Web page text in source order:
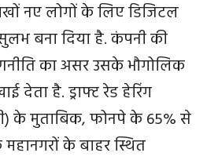
नए लोगों के लिए डिजिटल
बना दिया है. कंपनी की
का असर उसके भौगोलिक
देता है. ड्राफ्ट रेड हेरिंग
के मुताबिक, फोनपे के 65% से
के बाहर स्थित